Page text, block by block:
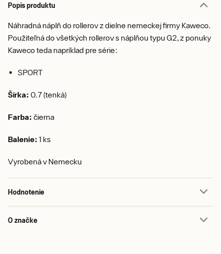
Popis produktu
Náhradná náplň do rollerov z dielne nemeckej firmy Kaweco.
Použiteľná do všetkých rollerov s náplňou typu G2, z ponuky
Kaweco teda napríklad pre série:
SPORT
Šírka: 0.7 (tenká)
Farba: čierna
Balenie: 1 ks
Vyrobená v Nemecku
Hodnotenie
O značke